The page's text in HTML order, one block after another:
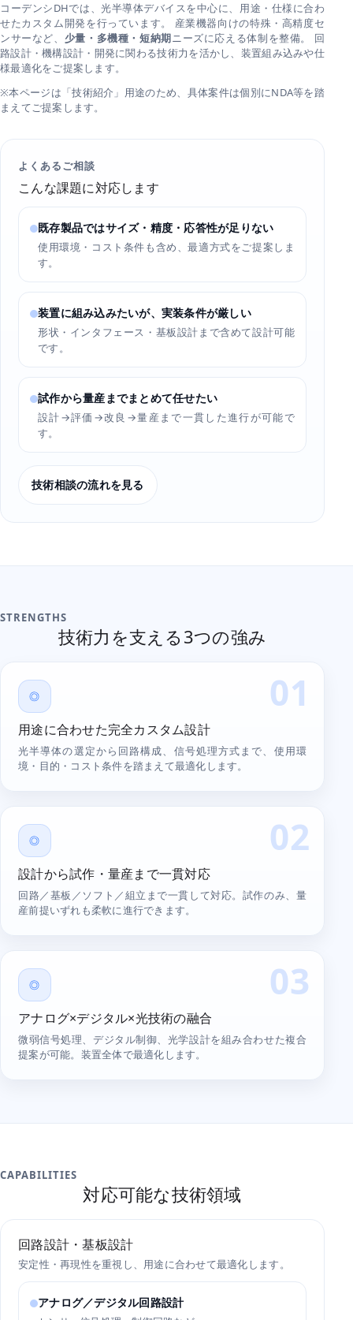
コーデンシDHでは、光半導体デバイスを中心に、用途・仕様に合わ
せたカスタム開発を行っています。 産業機器向けの特殊・高精度セ
ンサーなど、 少量・多機種・短納期ニーズに応える体制を整備。 回
路設計・機構設計・開発に関わる技術力を活かし、装置組み込みや仕
様最適化をご提案します。
※本ページは「技術紹介」用途のため、具体案件は個別にNDA等を踏
まえてご提案します。
よくあるご相談
こんな課題に対応します
既存製品ではサイズ・精度・応答性が足りない
使用環境・コスト条件も含め、最適方式をご提案しま
す。
装置に組み込みたいが、実装条件が厳しい
形状・インタフェース・基板設計まで含めて設計可能
です。
試作から量産までまとめて任せたい
設計→評価→改良→量産まで一貫した進行が可能で
す。
技術相談の流れを見る
STRENGTHS
技術力を支える3つの強み
◎ 01
用途に合わせた完全カスタム設計
光半導体の選定から回路構成、信号処理方式まで、使用環
境・目的・コスト条件を踏まえて最適化します。
◎ 02
設計から試作・量産まで一貫対応
回路／基板／ソフト／組立まで一貫して対応。試作のみ、量
産前提いずれも柔軟に進行できます。
◎ 03
アナログ×デジタル×光技術の融合
微弱信号処理、デジタル制御、光学設計を組み合わせた複合
提案が可能。装置全体で最適化します。
CAPABILITIES
対応可能な技術領域
回路設計・基板設計
安定性・再現性を重視し、用途に合わせて最適化します。
アナログ／デジタル回路設計